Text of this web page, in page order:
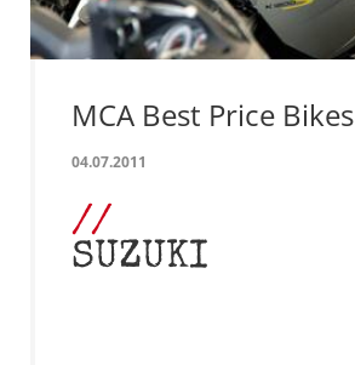
MCA Best Price Bikes
04.07.2011
SUZUKI